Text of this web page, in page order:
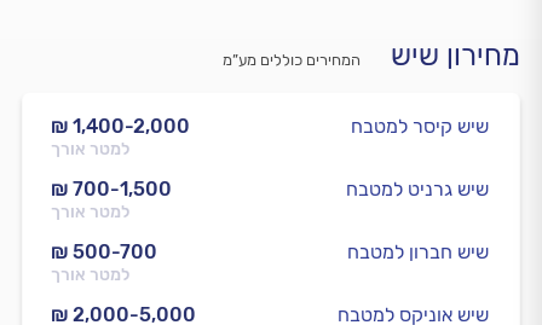
מחירון שיש המחירים כוללים מע”מ
₪ 1,400-2,000
למטר אורך
שיש קיסר למטבח
₪ 700-1,500
למטר אורך
שיש גרניט למטבח
₪ 500-700
למטר אורך
שיש חברון למטבח
₪ 2,000-5,000 שיש אוניקס למטבח